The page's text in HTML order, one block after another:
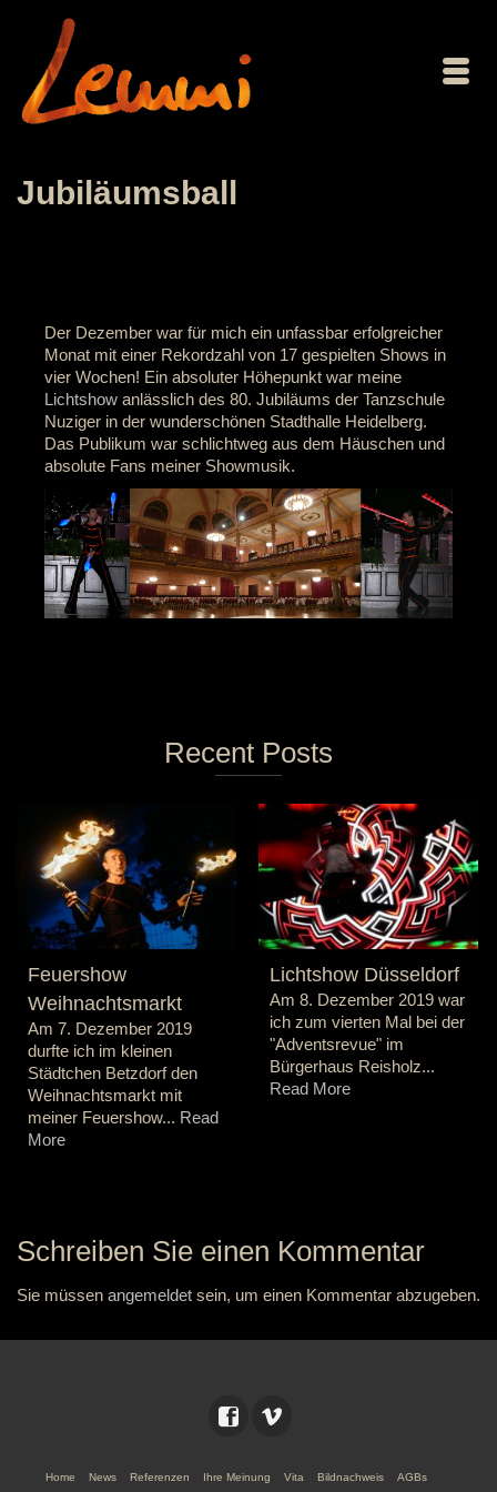
Jubiläumsball
Der Dezember war für mich ein unfassbar erfolgreicher
Monat mit einer Rekordzahl von 17 gespielten Shows in
vier Wochen! Ein absoluter Höhepunkt war meine
Lichtshow anlässlich des 80. Jubiläums der Tanzschule
Nuziger in der wunderschönen Stadthalle Heidelberg.
Das Publikum war schlichtweg aus dem Häuschen und
absolute Fans meiner Showmusik.
Recent Posts
Feuershow
Weihnachtsmarkt
Am 7. Dezember 2019
durfte ich im kleinen
Städtchen Betzdorf den
Weihnachtsmarkt mit
meiner Feuershow... Read
More
Lichtshow Düsseldorf
Am 8. Dezember 2019 war
ich zum vierten Mal bei der
"Adventsrevue" im
Bürgerhaus Reisholz...
Read More
Schreiben Sie einen Kommentar
Sie müssen angemeldet sein, um einen Kommentar abzugeben.
Home News Referenzen Ihre Meinung Vita Bildnachweis AGBs